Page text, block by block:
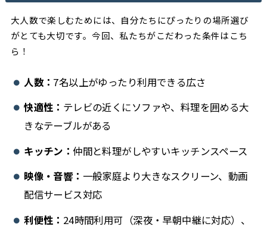
大人数で楽しむためには、自分たちにぴったりの場所選び
がとても大切です。今回、私たちがこだわった条件はこち
ら！
人数： 7名以上がゆったり利用できる広さ
快適性： テレビの近くにソファや、料理を囲める大
きなテーブルがある
キッチン：仲間と料理がしやすいキッチンスペース
映像・音響： 一般家庭より大きなスクリーン、動画
配信サービス対応
利便性： 24時間利用可（深夜・早朝中継に対応）、